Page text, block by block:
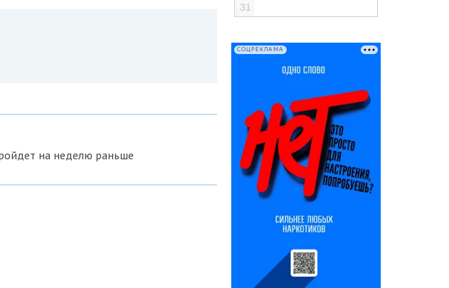
на неделю раньше
31
СОЦРЕКЛАМА